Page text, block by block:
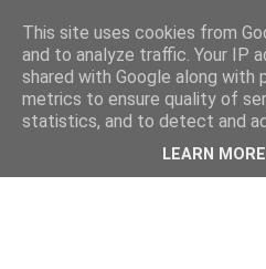
This site uses cookies from
and to analyze traffic. Your IP
shared with Google along with
metrics to ensure quality of
statistics, and to detect and
LEARN MORE